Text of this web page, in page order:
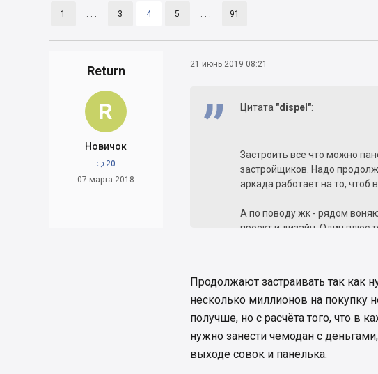
1 . . . 3 4 5 . . . 91
Return
R
Новичок
 20
07 марта 2018
21 июнь 2019 08:21
Цитата "dispel":
Застроить все что можно
застройщиков. Надо
аркада работает на то, чтоб
А по поводу жк - рядом
проект и дизайн. Один плюс
Жаль, что Киев продолжают
Продолжают застраивать так как
несколько миллионов на покупку
получше, но с расчёта того, что в
нужно занести чемодан с
выходе совок и панелька.